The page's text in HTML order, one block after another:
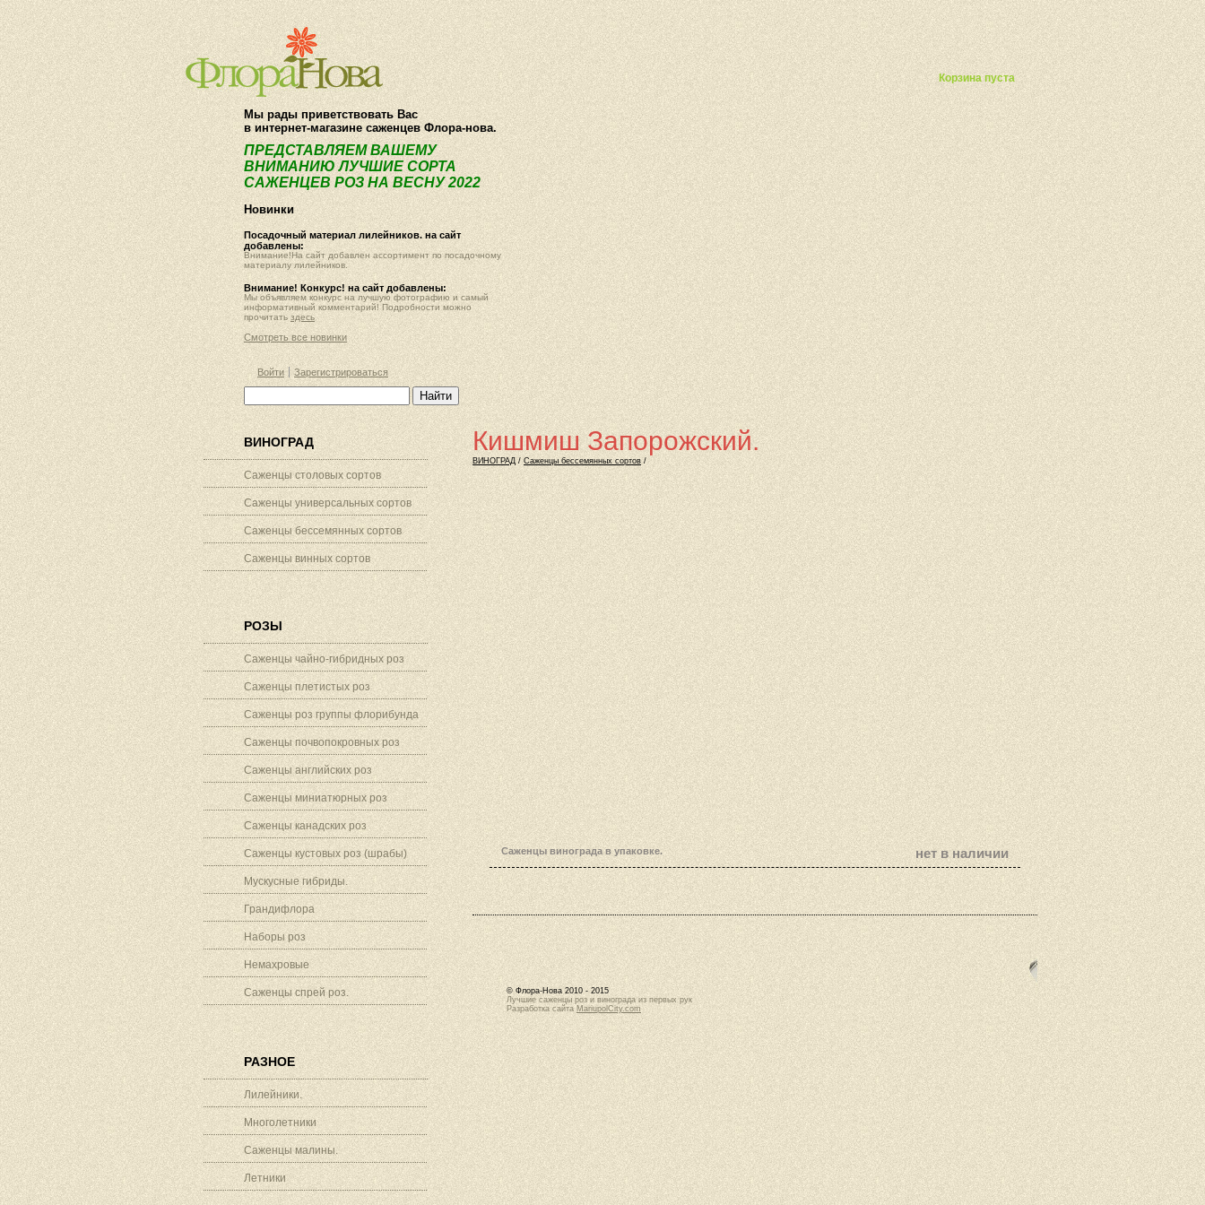
Корзина пуста
О компании Как купить Фотогалерея Статьи Опт Контакты
Мы рады приветствовать Вас
в интернет-магазине саженцев Флора-нова.
ПРЕДСТАВЛЯЕМ ВАШЕМУ
ВНИМАНИЮ ЛУЧШИЕ СОРТА
САЖЕНЦЕВ РОЗ НА ВЕСНУ 2022
Новинки
Посадочный материал лилейников. на сайт
добавлены:
Внимание!На сайт добавлен ассортимент по посадочному
материалу лилейников.
Внимание! Конкурс! на сайт добавлены:
Мы объявляем конкурс на лучшую фотографию и самый
информативный комментарий! Подробности можно
прочитать здесь
Смотреть все новинки
Войти Зарегистрироваться
ВИНОГРАД
Саженцы столовых сортов
Саженцы универсальных сортов
Саженцы бессемянных сортов
Саженцы винных сортов
РОЗЫ
Саженцы чайно-гибридных роз
Саженцы плетистых роз
Саженцы роз группы флорибунда
Саженцы почвопокровных роз
Саженцы английских роз
Саженцы миниатюрных роз
Саженцы канадских роз
Саженцы кустовых роз (шрабы)
Мускусные гибриды.
Грандифлора
Наборы роз
Немахровые
Саженцы спрей роз.
РАЗНОЕ
Лилейники.
Многолетники
Саженцы малины.
Летники
Кишмиш Запорожский.
ВИНОГРАД / Саженцы бессемянных сортов /
Саженцы винограда в упаковке. нет в наличии
© Флора-Нова 2010 - 2015
Лучшие саженцы роз и винограда из первых рук
Разработка сайта MariupolCity.com
Наши
(096)
(099)